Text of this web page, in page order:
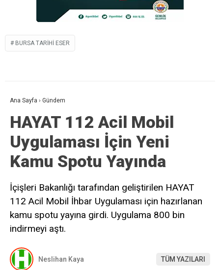
BURSA TARIHI ESER
Ana Sayfa › Gündem
HAYAT 112 Acil Mobil
Uygulaması İçin Yeni
Kamu Spotu Yayında
İçişleri Bakanlığı tarafından geliştirilen HAYAT
112 Acil Mobil İhbar Uygulaması için hazırlanan
kamu spotu yayına girdi. Uygulama 800 bin
indirmeyi aştı.
Neslihan Kaya TÜM YAZILARI